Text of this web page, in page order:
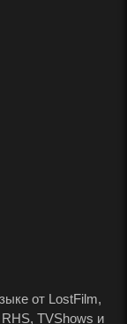
от LostFilm,
TVShows и